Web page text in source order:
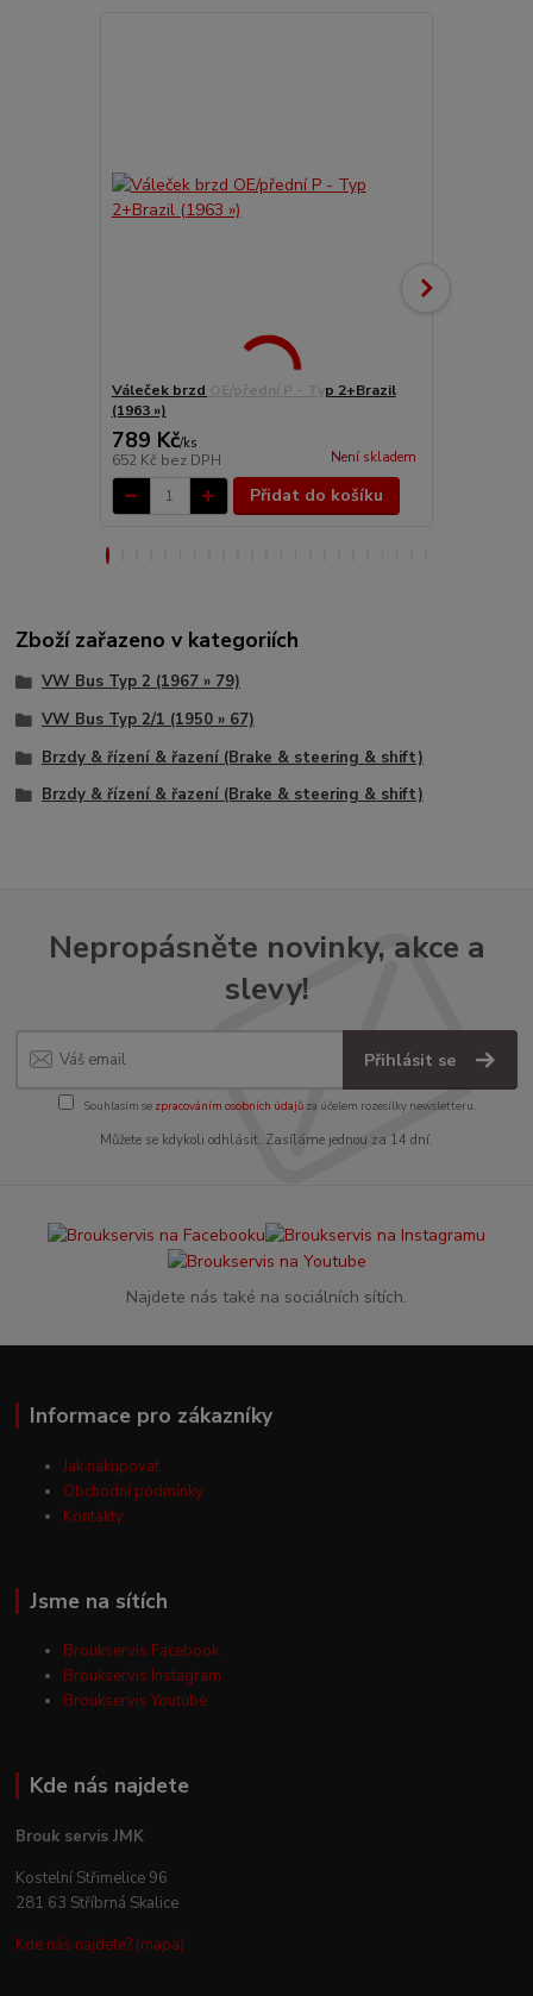
Váleček brzd OE/přední P - Typ 2+Brazil
(1963 »)
789 Kč/ks
652 Kč bez DPH Není skladem
Přidat do košíku
Zboží zařazeno v kategoriích
VW Bus Typ 2 (1967 » 79)
VW Bus Typ 2/1 (1950 » 67)
Brzdy & řízení & řazení (Brake & steering & shift)
Brzdy & řízení & řazení (Brake & steering & shift)
Nepropásněte novinky, akce a
slevy!
Přihlásit se
Souhlasím se zpracováním osobních údajůza účelem rozesílky newsletteru.
Můžete se kdykoli odhlásit. Zasíláme jednou za 14 dní.
Najdete nás také na sociálních sítích.
Informace pro zákazníky
Jak nakupovat
Obchodní podmínky
Kontakty
Jsme na sítích
Broukservis Facebook
Broukservis Instagram
Broukservis Youtube
Kde nás najdete
Brouk servis JMK
Kostelní Střimelice 96
281 63 Stříbrná Skalice
Kde nás najdete? (mapa)